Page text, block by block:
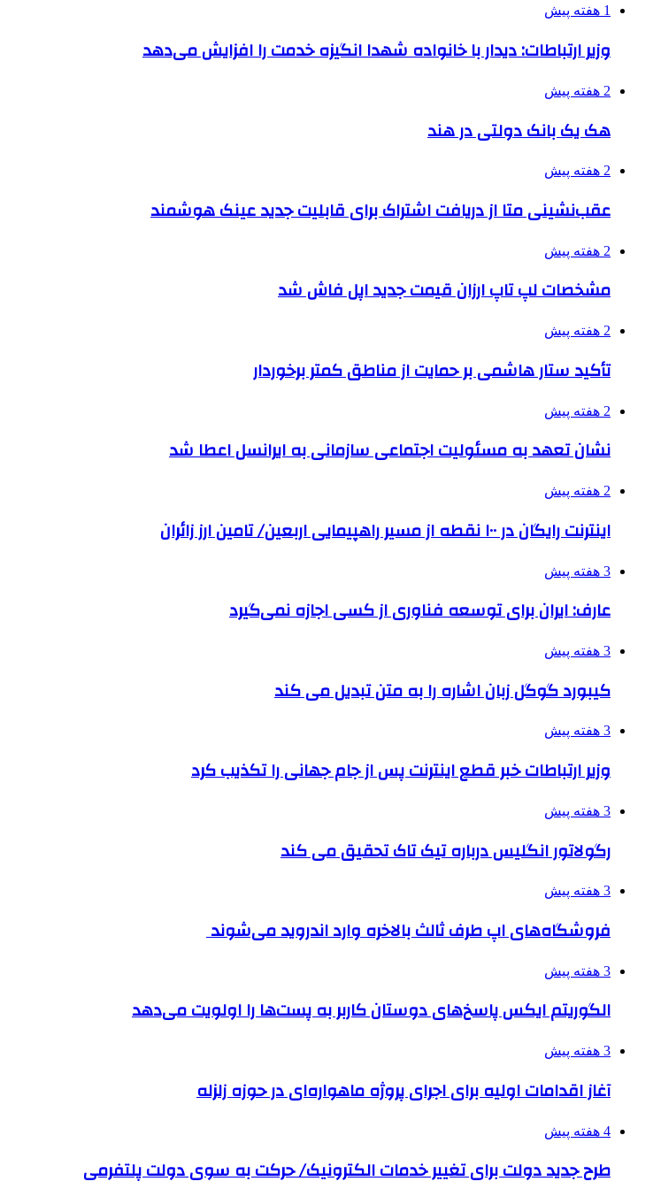
1 هفته پیش
وزیر ارتباطات: دیدار با خانواده شهدا انگیزه خدمت را افزایش می‌دهد
2 هفته پیش
هک یک بانک دولتی در هند
2 هفته پیش
عقب‌نشینی متا از دریافت اشتراک برای قابلیت جدید عینک هوشمند
2 هفته پیش
مشخصات لپ تاپ ارزان قیمت جدید اپل فاش شد
2 هفته پیش
تأکید ستار هاشمی بر حمایت از مناطق کمتر برخوردار
2 هفته پیش
نشان تعهد به مسئولیت اجتماعی سازمانی به ایرانسل اعطا شد
2 هفته پیش
اینترنت رایگان در ۱۰۰ نقطه از مسیر راهپیمایی اربعین/ تامین ارز زائران
3 هفته پیش
عارف: ایران برای توسعه فناوری از کسی اجازه نمی‌گیرد
3 هفته پیش
کیبورد گوگل زبان اشاره را به متن تبدیل می کند
3 هفته پیش
وزیر ارتباطات خبر قطع اینترنت پس از جام جهانی را تکذیب کرد
3 هفته پیش
رگولاتور انگلیس درباره تیک تاک تحقیق می کند
3 هفته پیش
فروشگاه‌های اپ طرف ثالث بالاخره وارد اندروید می‌شوند
3 هفته پیش
الگوریتم ایکس پاسخ‌های دوستان کاربر به پست‌ها را اولویت می‌دهد
3 هفته پیش
آغاز اقدامات اولیه برای اجرای پروژه ماهواره‌ای در حوزه زلزله
4 هفته پیش
طرح جدید دولت برای تغییر خدمات الکترونیک/ حرکت به سوی دولت پلتفرمی